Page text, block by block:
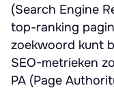
(Search Engine
top-ranking
zoekwoord kunt
SEO-metrieken
PA (Page